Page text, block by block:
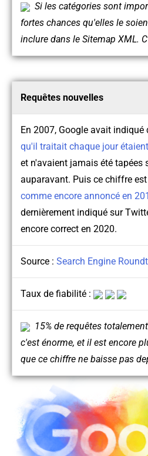
Si les catégories sont
fortes chances qu'elles le
inclure dans le Sitemap XML.
Requêtes nouvelles
En 2007, Google avait indiqué
qu'il traitait chaque jour
et n'avaient jamais été tapées
auparavant. Puis ce chiffre
comme encore annoncé en
dernièrement indiqué sur
encore correct en 2020.
Source : Search Engine
Taux de fiabilité :
15% de requêtes
c'est énorme, et il est encore
que ce chiffre ne baisse pas